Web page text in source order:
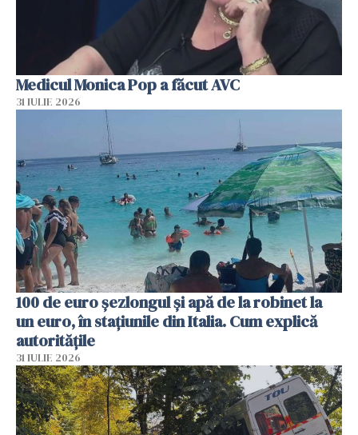
Medicul Monica Pop a făcut AVC
31 IULIE 2026
100 de euro șezlongul și apă de la robinet la
un euro, în stațiunile din Italia. Cum explică
autoritățile
31 IULIE 2026